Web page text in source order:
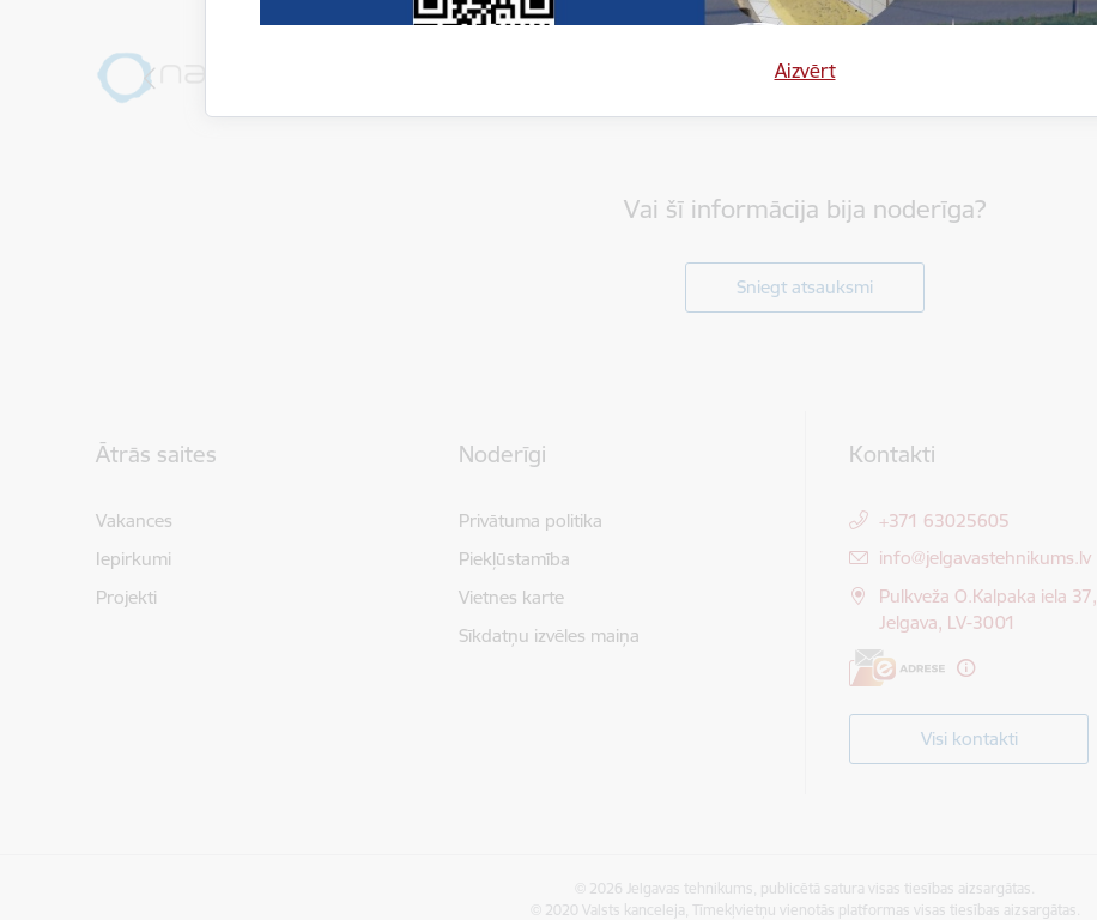
Aizvērt
Vai šī informācija bija noderīga?
Sniegt atsauksmi
Ātrās saites
Vakances
Iepirkumi
Projekti
Noderīgi
Privātuma politika
Piekļūstamība
Vietnes karte
Sīkdatņu izvēles maiņa
Kontakti
+371 63025605
E-pasts:
info@jelgavastehnikums.lv
Pulkveža O.Kalpaka iela 37,
Jelgava, LV-3001
Visi kontakti
© 2026 Jelgavas tehnikums, publicētā satura visas tiesības aizsargātas.
© 2020 Valsts kanceleja, Tīmekļvietņu vienotās platformas visas tiesības aizsargātas.